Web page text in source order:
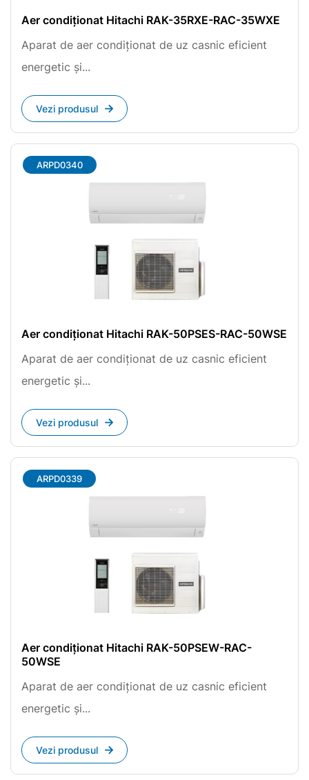
Aer condiționat Hitachi RAK-35RXE-RAC-35WXE
Aparat de aer condiționat de uz casnic eficient
energetic și...
Vezi produsul
Aer condiționat Hitachi RAK-50PSES-RAC-50WSE
Aparat de aer condiționat de uz casnic eficient
energetic și...
ARPD0340
Vezi produsul
Aer condiționat Hitachi RAK-50PSEW-RAC-
50WSE
Aparat de aer condiționat de uz casnic eficient
energetic și...
ARPD0339
Vezi produsul